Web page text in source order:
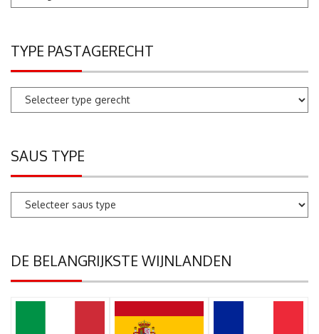
TYPE PASTAGERECHT
SAUS TYPE
DE BELANGRIJKSTE WIJNLANDEN